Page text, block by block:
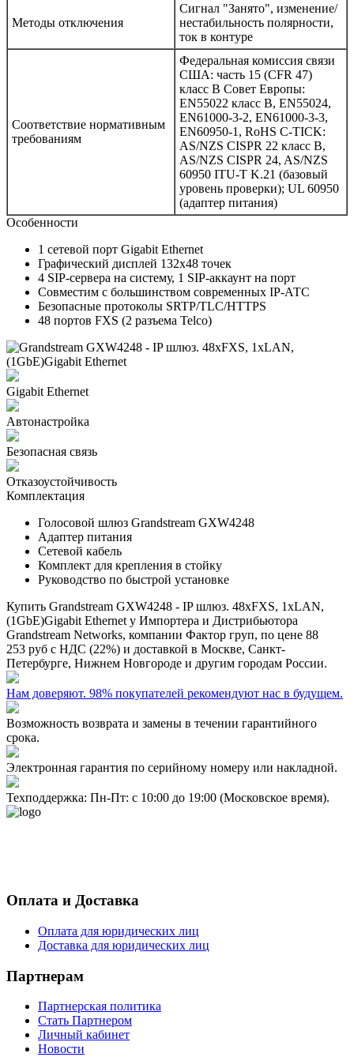
Методы отключения
Сигнал "Занято", изменение/
нестабильность полярности,
ток в контуре
Соответствие нормативным
требованиям
Федеральная комиссия связи
США: часть 15 (CFR 47)
класс B Совет Европы:
EN55022 класс B, EN55024,
EN61000-3-2, EN61000-3-3,
EN60950-1, RoHS C-TICK:
AS/NZS CISPR 22 класс B,
AS/NZS CISPR 24, AS/NZS
60950 ITU-T K.21 (базовый
уровень проверки); UL 60950
(адаптер питания)
Особенности
1 сетевой порт Gigabit Ethernet
Графический дисплей 132x48 точек
4 SIP-сервера на систему, 1 SIP-аккаунт на порт
Совместим с большинством современных IP-АТС
Безопасные протоколы SRTP/TLC/HTTPS
48 портов FXS (2 разъема Telco)
Gigabit Ethernet
Автонастройка
Безопасная связь
Отказоустойчивость
Комплектация
Голосовой шлюз Grandstream GXW4248
Адаптер питания
Сетевой кабель
Комплект для крепления в стойку
Руководство по быстрой установке
Купить Grandstream GXW4248 - IP шлюз. 48xFXS, 1xLAN,
(1GbE)Gigabit Ethernetу Импортера и Дистрибьютора
Grandstream Networks, компании Фактор груп, по цене 88
253 руб с НДС (22%) и доставкой в Москве, Санкт-
Петербурге, Нижнем Новгороде и другим городам России.
Нам доверяют. 98% покупателей рекомендуют нас в будущем.
Возможность возврата и замены в течении гарантийного
срока.
Электронная гарантия по серийному номеру или накладной.
Техподдержка: Пн-Пт: с 10:00 до 19:00 (Московское время).
Оплата и Доставка
Оплата для юридических лиц
Доставка для юридических лиц
Партнерам
Партнерская политика
Стать Партнером
Личный кабинет
Новости